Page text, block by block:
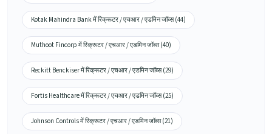
Kotak Mahindra Bank में रिक्रूटर / एचआर / एडमिन जॉब्स (44)
Muthoot Fincorp में रिक्रूटर / एचआर / एडमिन जॉब्स (40)
Reckitt Benckiser में रिक्रूटर / एचआर / एडमिन जॉब्स (29)
Fortis Healthcare में रिक्रूटर / एचआर / एडमिन जॉब्स (25)
Johnson Controls में रिक्रूटर / एचआर / एडमिन जॉब्स (21)